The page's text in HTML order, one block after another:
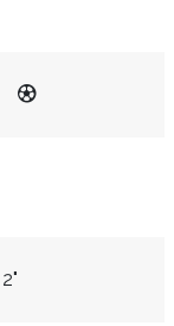
2"